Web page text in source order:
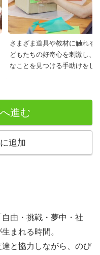
＊＊
にWord、Excelを使
すなどあそびのサポー
運営のサポート
＊
営
グラム
、片付け
さまざま道具や教材に触れる
どもたちの好奇心を刺激し、
なことを見つける手助けをし
進む
追加
由・挑戦・夢中・社
まれる時間。
と協力しながら、のび